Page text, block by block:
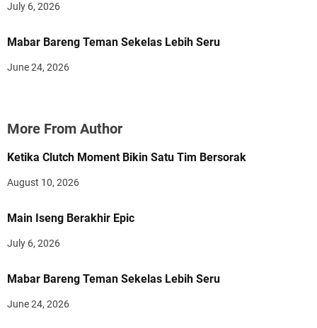
July 6, 2026
Mabar Bareng Teman Sekelas Lebih Seru
June 24, 2026
More From Author
Ketika Clutch Moment Bikin Satu Tim Bersorak
August 10, 2026
Main Iseng Berakhir Epic
July 6, 2026
Mabar Bareng Teman Sekelas Lebih Seru
June 24, 2026